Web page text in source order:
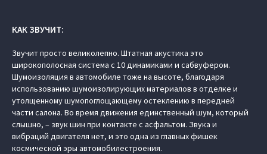
КАК ЗВУЧИТ:
Звучит просто великолепно. Штатная акустика это
широкополосная система с 10 динамиками и сабвуфером.
Шумоизоляция в автомобиле тоже на высоте, благодаря
использованию шумоизолирующих материалов в отделке и
утолщенному шумопоглощающему остеклению в передней
части салона. Во время движения единственный шум, который
слышно, – звук шин при контакте с асфальтом. Звука и
вибраций двигателя нет, и это одна из главных фишек
космической эры автомобилестроения.